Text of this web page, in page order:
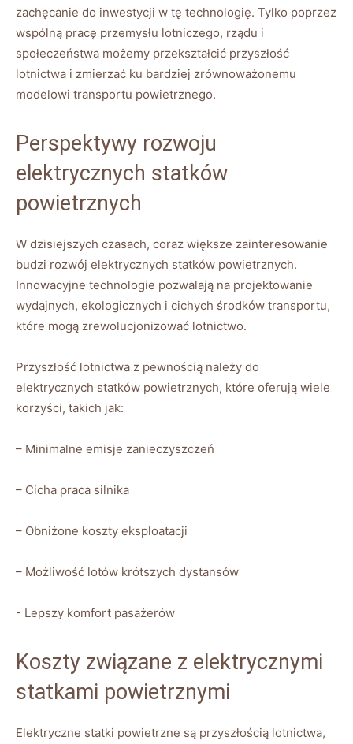
zachęcanie do inwestycji w tę​ technologię. Tylko poprzez
wspólną pracę przemysłu lotniczego, rządu i
społeczeństwa ‌możemy​ przekształcić przyszłość
lotnictwa ​i ⁤zmierzać ku bardziej zrównoważonemu⁣
modelowi⁣ transportu powietrznego.
Perspektywy rozwoju
elektrycznych ​statków
powietrznych
W dzisiejszych czasach, coraz większe ‌zainteresowanie
budzi rozwój elektrycznych statków powietrznych.⁣
Innowacyjne technologie pozwalają na projektowanie
wydajnych, ekologicznych i‍ cichych środków ⁢transportu,
które mogą zrewolucjonizować ⁤lotnictwo.
Przyszłość lotnictwa⁤ z‍ pewnością należy do
elektrycznych statków powietrznych, które oferują wiele⁣
korzyści, takich jak:
– Minimalne emisje zanieczyszczeń
– Cicha praca silnika
– Obniżone koszty eksploatacji
– Możliwość lotów krótszych dystansów
-⁣ Lepszy komfort⁣ pasażerów
Koszty związane z elektrycznymi
statkami powietrznymi
Elektryczne statki powietrzne są przyszłością ‌lotnictwa,